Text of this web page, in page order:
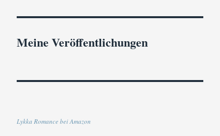
Meine Veröffentlichungen
Lykka Romance bei Amazon